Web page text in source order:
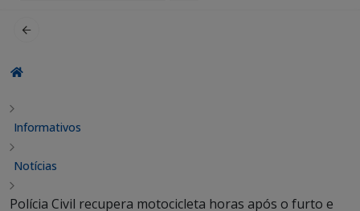
por:
Informativos
Notícias
Polícia Civil recupera motocicleta horas após o furto e